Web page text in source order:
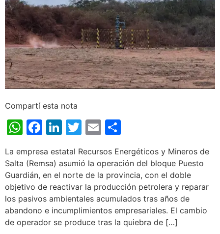
Compartí esta nota
WhatsApp
Facebook
LinkedIn
Twitter
Email
La empresa estatal Recursos Energéticos y Mineros de
Salta (Remsa) asumió la operación del bloque Puesto
Guardián, en el norte de la provincia, con el doble
objetivo de reactivar la producción petrolera y reparar
los pasivos ambientales acumulados tras años de
abandono e incumplimientos empresariales. El cambio
de operador se produce tras la quiebra de […]